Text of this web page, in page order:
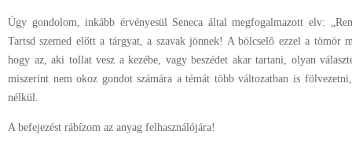
Úgy gondolom, inkább érvényesül Seneca által megfogalmazott elv:
Tartsd szemed előtt a tárgyat, a szavak jönnek! A bölcselő ezzel a tömör
hogy az, aki tollat vesz a kezébe, vagy beszédet akar tartani, olyan
miszerint nem okoz gondot számára a témát több változatban is
nélkül.
A befejezést rábízom az anyag felhasználójára!